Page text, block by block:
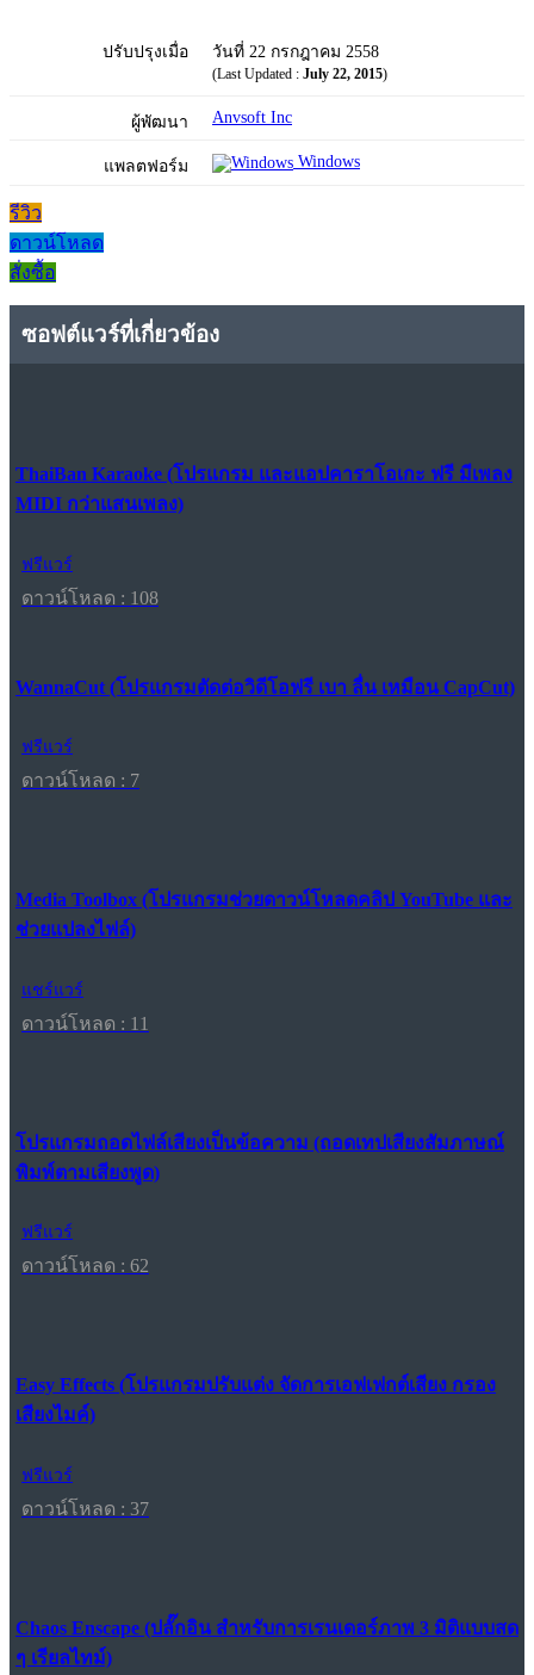
ปรับปรุงเมื่อ วันที่ 22 กรกฎาคม 2558
(Last Updated : July 22, 2015)
ผู้พัฒนา Anvsoft Inc
แพลตฟอร์ม Windows
รีวิว
ดาวน์โหลด
สั่งซื้อ
ซอฟต์แวร์ที่เกี่ยวข้อง
ThaiBan Karaoke (โปรแกรม และแอปคาราโอเกะ ฟรี มีเพลง
MIDI กว่าแสนเพลง)
ฟรีแวร์
ดาวน์โหลด : 108
WannaCut (โปรแกรมตัดต่อวิดีโอฟรี เบา ลื่น เหมือน CapCut)
ฟรีแวร์
ดาวน์โหลด : 7
Media Toolbox (โปรแกรมช่วยดาวน์โหลดคลิป YouTube และ
ช่วยแปลงไฟล์)
แชร์แวร์
ดาวน์โหลด : 11
โปรแกรมถอดไฟล์เสียงเป็นข้อความ (ถอดเทปเสียงสัมภาษณ์
พิมพ์ตามเสียงพูด)
ฟรีแวร์
ดาวน์โหลด : 62
Easy Effects (โปรแกรมปรับแต่ง จัดการเอฟเฟกต์เสียง กรอง
เสียงไมค์)
ฟรีแวร์
ดาวน์โหลด : 37
Chaos Enscape (ปลั๊กอิน สำหรับการเรนเดอร์ภาพ 3 มิติแบบสด
ๆ เรียลไทม์)